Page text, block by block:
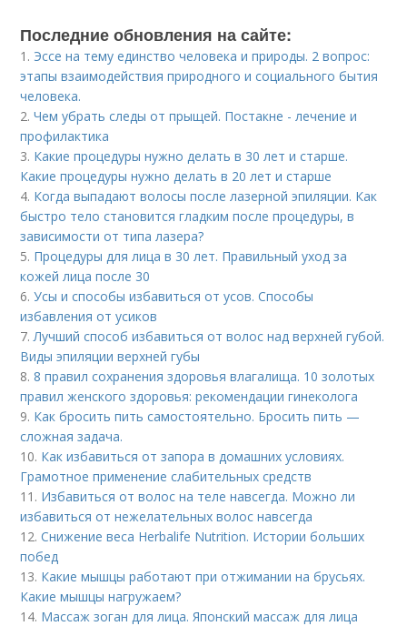
Последние обновления на сайте:
1. Эссе на тему единство человека и природы. 2 вопрос:
этапы взаимодействия природного и социального бытия
человека.
2.Чем убрать следы от прыщей. Постакне - лечение и
профилактика
3. Какие процедуры нужно делать в 30 лет и старше.
Какие процедуры нужно делать в 20 лет и старше
4. Когда выпадают волосы после лазерной эпиляции. Как
быстро тело становится гладким после процедуры, в
зависимости от типа лазера?
5. Процедуры для лица в 30 лет. Правильный уход за
кожей лица после 30
6.Усы и способы избавиться от усов. Способы
избавления от усиков
7.Лучший способ избавиться от волос над верхней губой.
Виды эпиляции верхней губы
8.8 правил сохранения здоровья влагалища. 10 золотых
правил женского здоровья: рекомендации гинеколога
9. Как бросить пить самостоятельно. Бросить пить —
сложная задача.
10. Как избавиться от запора в домашних условиях.
Грамотное применение слабительных средств
11. Избавиться от волос на теле навсегда. Можно ли
избавиться от нежелательных волос навсегда
12.Снижение веса Herbalife Nutrition. Истории больших
побед
13. Какие мышцы работают при отжимании на брусьях.
Какие мышцы нагружаем?
14. Массаж зоган для лица. Японский массаж для лица